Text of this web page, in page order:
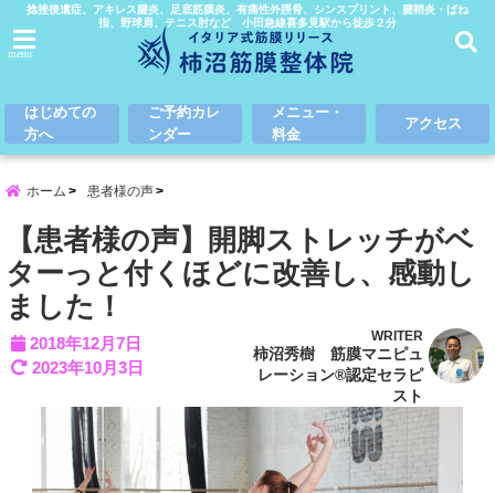
捻挫後遺症、アキレス腱炎、足底筋膜炎、有痛性外脛骨、シンスプリント、腱鞘炎・ばね
指、野球肩、テニス肘など 小田急線喜多見駅から徒歩２分
menu
はじめての
方へ
ご予約カレ
ンダー
メニュー・
料金
アクセス
ホーム 患者様の声
【患者様の声】開脚ストレッチがベ
ターっと付くほどに改善し、感動し
ました！
2018年12月7日
2023年10月3日
WRITER
柿沼秀樹 筋膜マニピュ
レーション®認定セラピ
スト